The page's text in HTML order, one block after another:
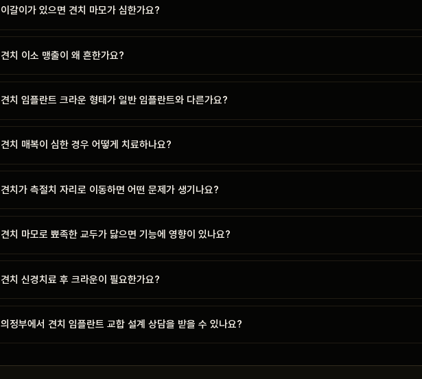
이갈이가 있으면 견치 마모가 심한가요?
견치 이소 맹출이 왜 흔한가요?
견치 임플란트 크라운 형태가 일반 임플란트와 다른가요?
견치 매복이 심한 경우 어떻게 치료하나요?
견치가 측절치 자리로 이동하면 어떤 문제가 생기나요?
견치 마모로 뾰족한 교두가 닳으면 기능에 영향이 있나요?
견치 신경치료 후 크라운이 필요한가요?
의정부에서 견치 임플란트 교합 설계 상담을 받을 수 있나요?